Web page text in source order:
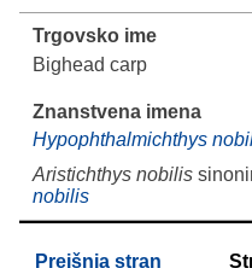
Bighead carp
Hypophthalmichthys
Aristichthys nobilis
nobilis
Prejšnja stran